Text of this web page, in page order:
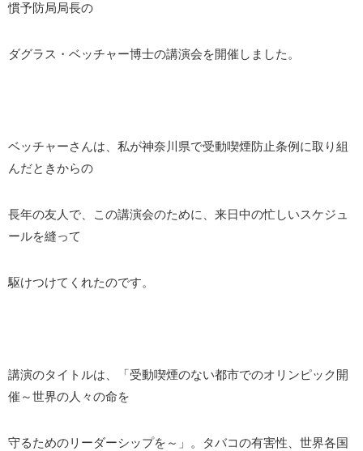
慣予防局局長の
ダグラス・ベッチャー博士の講演会を開催しました。
ベッチャーさんは、私が神奈川県で受動喫煙防止条例に取り組
んだときからの
長年の友人で、この講演会のために、来日中の忙しいスケジュ
ールを縫って
駆けつけてくれたのです。
講演のタイトルは、「受動喫煙のない都市でのオリンピック開
催～世界の人々の命を
守るためのリーダーシップを～」。タバコの有害性、世界各国